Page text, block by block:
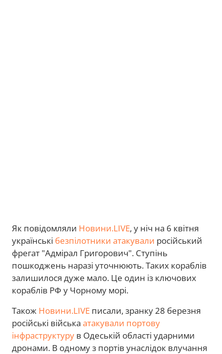
Як повідомляли Новини.LIVE, у ніч на 6 квітня
українські безпілотники атакували російський
фрегат "Адмірал Григорович". Ступінь
пошкоджень наразі уточнюють. Таких кораблів
залишилося дуже мало. Це один із ключових
кораблів РФ у Чорному морі.
Також Новини.LIVE писали, зранку 28 березня
російські війська атакували портову
інфраструктуру в Одеській області ударними
дронами. В одному з портів унаслідок влучання